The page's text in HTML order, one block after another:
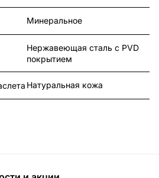
Минеральное
Нержавеющая сталь с PVD
покрытием
Натуральная кожа